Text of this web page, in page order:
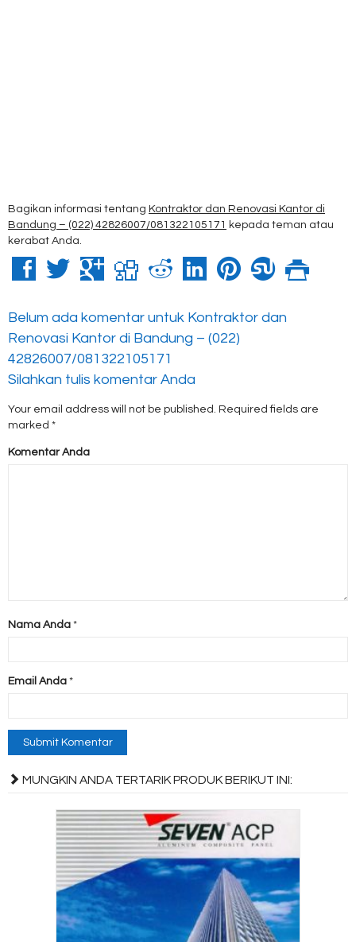
Bagikan informasi tentang Kontraktor dan Renovasi Kantor di
Bandung – (022) 42826007/081322105171 kepada teman atau
kerabat Anda.
Belum ada komentar untuk Kontraktor dan
Renovasi Kantor di Bandung – (022)
42826007/081322105171
Silahkan tulis komentar Anda
Your email address will not be published. Required fields are
marked *
Komentar Anda
Nama Anda *
Email Anda *
MUNGKIN ANDA TERTARIK PRODUK BERIKUT INI: